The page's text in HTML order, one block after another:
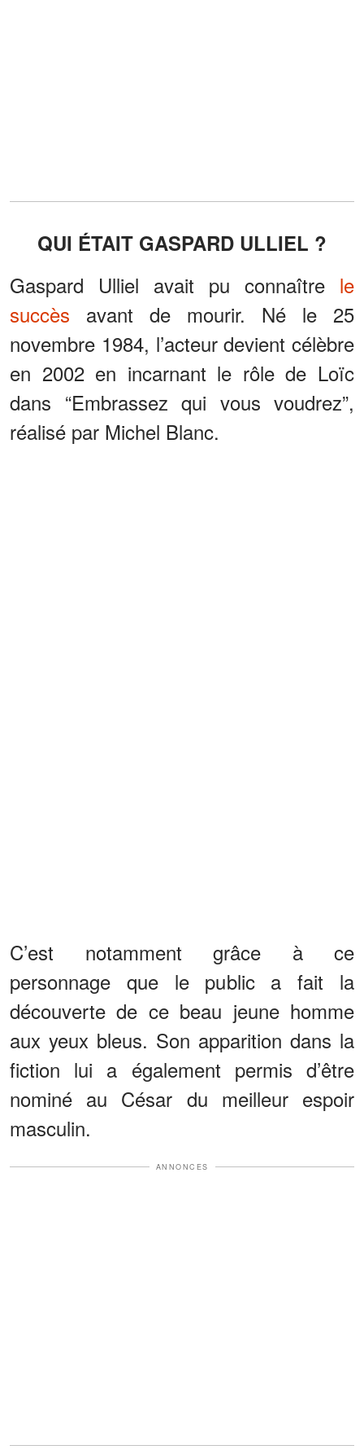
QUI ÉTAIT GASPARD ULLIEL ?
Gaspard Ulliel avait pu connaître le
succès avant de mourir. Né le 25
novembre 1984, l’acteur devient célèbre
en 2002 en incarnant le rôle de Loïc
dans “Embrassez qui vous voudrez”,
réalisé par Michel Blanc.
C’est notamment grâce à ce
personnage que le public a fait la
découverte de ce beau jeune homme
aux yeux bleus. Son apparition dans la
fiction lui a également permis d’être
nominé au César du meilleur espoir
masculin.
ANNONCES